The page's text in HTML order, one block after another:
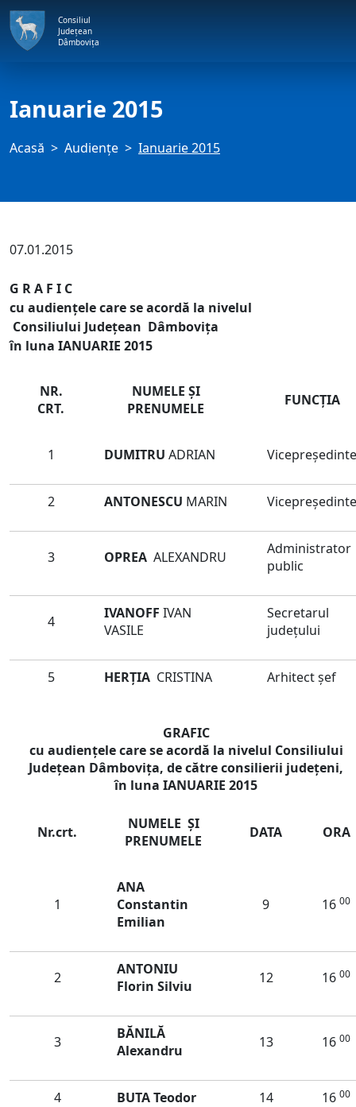
Consiliul
Județean
Dâmbovița
Ianuarie 2015
Acasă Audienţe Ianuarie 2015
07.01.2015
G R A F I C
cu audienţele care se acordă la nivelul
Consiliului Judeţean Dâmboviţa
în luna IANUARIE 2015
NR.
CRT.
NUMELE ŞI
PRENUMELE
FUNCŢIA
1 DUMITRU ADRIAN Vicepreședinte
2 ANTONESCU MARIN Vicepreședinte
3 OPREA ALEXANDRU
Administrator
public
4 IVANOFF IVAN
VASILE
Secretarul
judeţului
5 HERȚIA CRISTINA Arhitect șef
GRAFIC
cu audienţele care se acordă la nivelul Consiliului
Judeţean Dâmboviţa, de către consilierii județeni,
în luna IANUARIE 2015
Nr.crt.
NUMELE ŞI
PRENUMELE
DATA ORA
1
ANA
Constantin
Emilian
9 16 00
2
ANTONIU
Florin Silviu
12 16 00
3
BĂNILĂ
Alexandru
13 16 00
4 BUTA Teodor 14 16 00